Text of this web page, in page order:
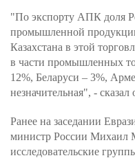
"По экспорту АПК доля
промышленной
Казахстана в этой
в части промышленных
12%, Беларуси – 3%,
незначительная", - сказал
Ранее на заседании
министр России Михаил
исследовательские